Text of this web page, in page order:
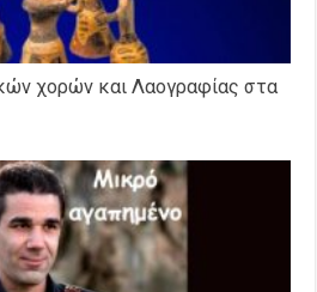
χορών και Λαογραφίας στα